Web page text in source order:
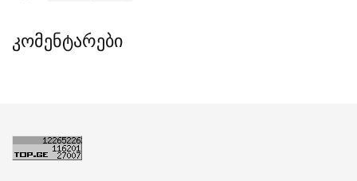
კომენტარები